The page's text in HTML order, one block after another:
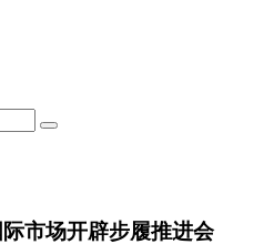
市场开辟步履推进会